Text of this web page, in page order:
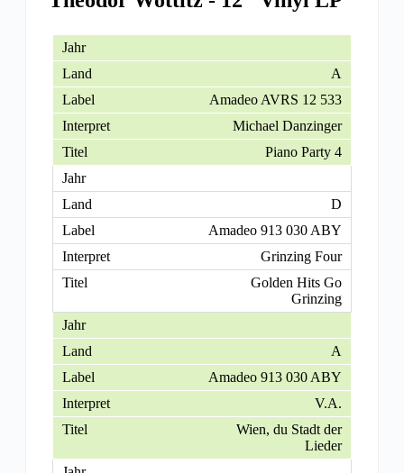
A
Amadeo AVRS 12 533
Michael Danzinger
Piano Party 4
D
Amadeo 913 030 ABY
Grinzing Four
Golden Hits Go
Grinzing
A
Amadeo 913 030 ABY
V.A.
Wien, du Stadt der
Lieder